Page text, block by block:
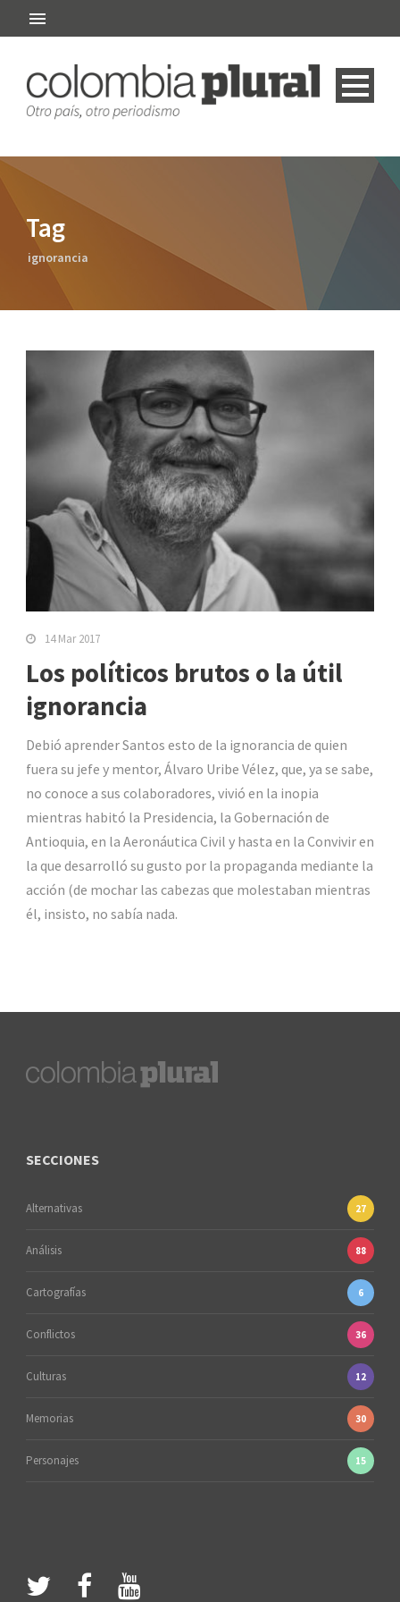
Tag
ignorancia
14 Mar 2017
Los políticos brutos o la útil
ignorancia
Debió aprender Santos esto de la ignorancia de quien
fuera su jefe y mentor, Álvaro Uribe Vélez, que, ya se sabe,
no conoce a sus colaboradores, vivió en la inopia
mientras habitó la Presidencia, la Gobernación de
Antioquia, en la Aeronáutica Civil y hasta en la Convivir en
la que desarrolló su gusto por la propaganda mediante la
acción (de mochar las cabezas que molestaban mientras
él, insisto, no sabía nada.
SECCIONES
Alternativas 27
Análisis 88
Cartografías 6
Conflictos 36
Culturas 12
Memorias 30
Personajes 15